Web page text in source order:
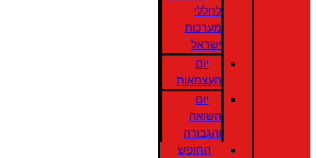
לחללי
מערכות
ישראל
יום
העצמאות
יום
השואה
והגבורה
החופש